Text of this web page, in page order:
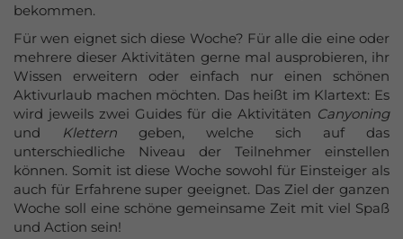
Azubi-Events
Gutscheine
kaufen
bekommen.
Für wen eignet sich diese Woche? Für alle die eine oder
mehrere dieser Aktivitäten gerne mal ausprobieren, ihr
Wissen erweitern oder einfach nur einen schönen
Aktivurlaub machen möchten. Das heißt im Klartext: Es
wird jeweils zwei Guides für die Aktivitäten Canyoning
und
Klettern geben, welche sich auf das
unterschiedliche Niveau der Teilnehmer einstellen
können. Somit ist diese Woche sowohl für Einsteiger als
auch für Erfahrene super geeignet. Das Ziel der ganzen
Woche soll eine schöne gemeinsame Zeit mit viel Spaß
und Action sein!